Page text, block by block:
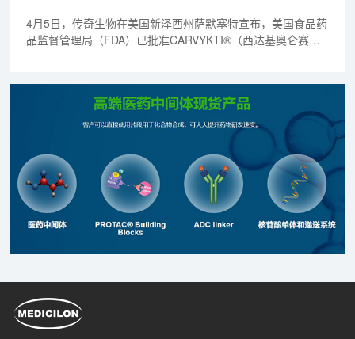
4月5日，传奇生物在美国新泽西州萨默塞特宣布，美国食品药
品监督管理局（FDA）已批准CARVYKTI®（西达基奥仑赛，
线治疗的B细胞成熟抗原 (BCMA) 靶向疗法，包括CAR-T疗
法、双特异性抗体和抗体药物偶联物（ADC）。